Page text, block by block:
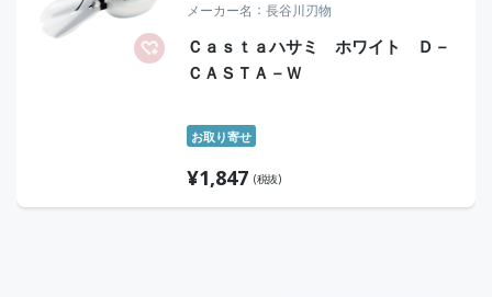
メーカー名 長谷川刃物
Ｃａｓｔａハサミ ホワイト Ｄ－
ＣＡＳＴＡ－Ｗ
お取り寄せ
¥1,847 (税抜)